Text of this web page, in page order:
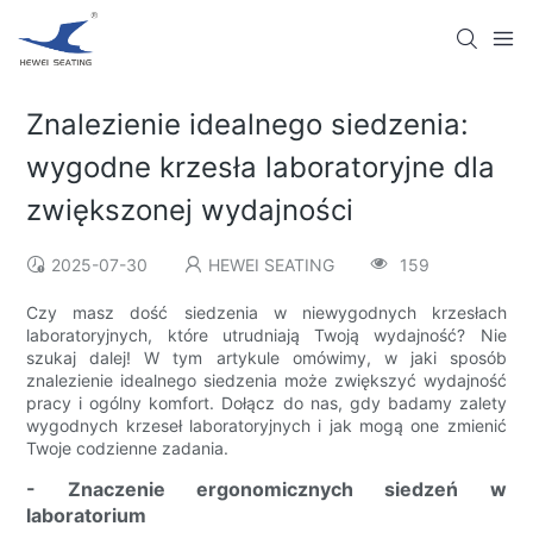
Znalezienie idealnego siedzenia:
wygodne krzesła laboratoryjne dla
zwiększonej wydajności
2025-07-30 HEWEI SEATING 159
Czy masz dość siedzenia w niewygodnych krzesłach
laboratoryjnych, które utrudniają Twoją wydajność? Nie
szukaj dalej! W tym artykule omówimy, w jaki sposób
znalezienie idealnego siedzenia może zwiększyć wydajność
pracy i ogólny komfort. Dołącz do nas, gdy badamy zalety
wygodnych krzeseł laboratoryjnych i jak mogą one zmienić
Twoje codzienne zadania.
- Znaczenie ergonomicznych siedzeń w
laboratorium